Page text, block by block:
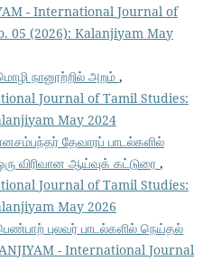
- International Journal of
05 (2026): Kalanjiyam May
நானூற்றில் அறம் ,
Journal of Tamil Studies:
May 2024
தேவாரப் பாடல்களில்
விரிவான ஆய்வுக் கட்டுரை ,
Journal of Tamil Studies:
May 2026
புலவர் பாடல்களில் நெய்தல்
- International Journal